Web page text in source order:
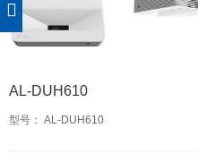
AL-DUH610
型号： AL-DUH610